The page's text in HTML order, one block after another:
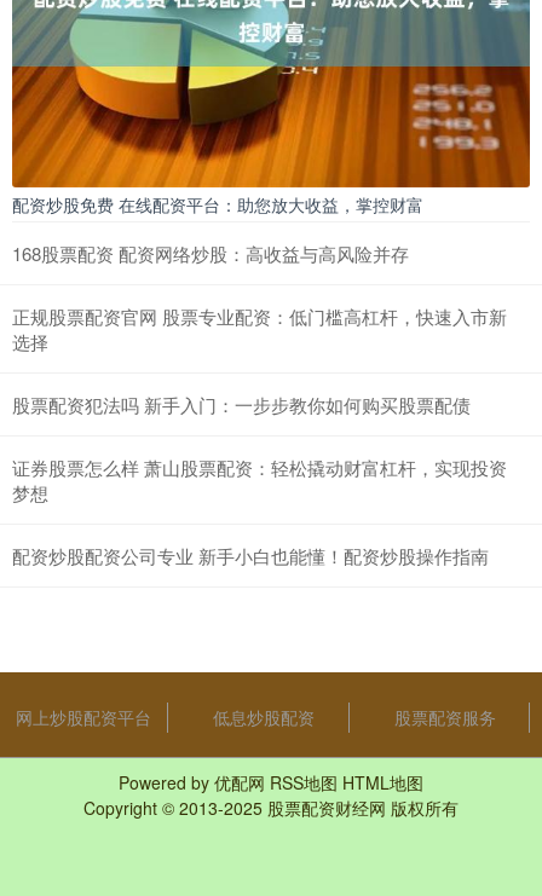
配资炒股免费 在线配资平台：助您放大收益，掌控财富
168股票配资 配资网络炒股：高收益与高风险并存
正规股票配资官网 股票专业配资：低门槛高杠杆，快速入市新
选择
股票配资犯法吗 新手入门：一步步教你如何购买股票配债
证券股票怎么样 萧山股票配资：轻松撬动财富杠杆，实现投资
梦想
配资炒股配资公司专业 新手小白也能懂！配资炒股操作指南
网上炒股配资平台 低息炒股配资 股票配资服务
Powered by 优配网 RSS地图 HTML地图
Copyright © 2013-2025 股票配资财经网 版权所有